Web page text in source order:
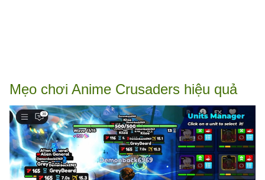
Mẹo chơi Anime Crusaders hiệu quả